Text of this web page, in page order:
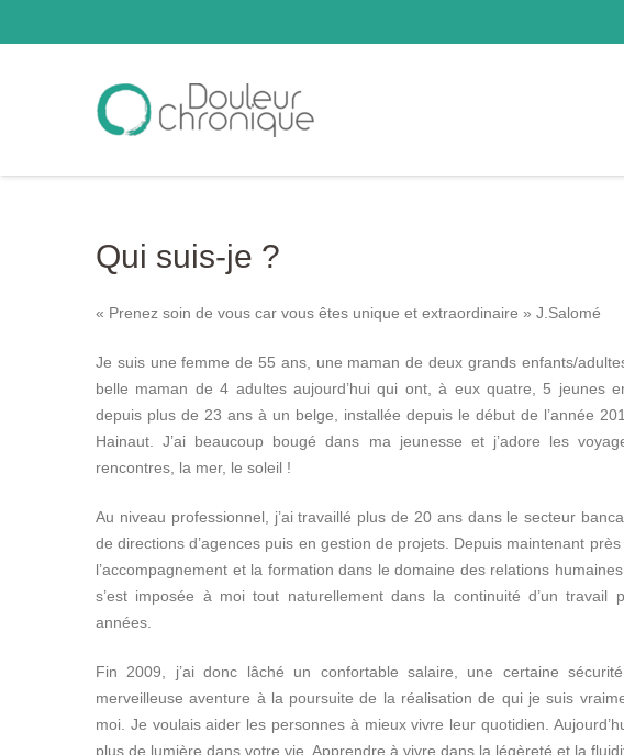
Qui suis-je ?
« Prenez soin de vous car vous êtes unique et extraordinaire » J.Salomé
Je suis une femme de 55 ans, une maman de deux grands enfants/
belle maman de 4 adultes aujourd’hui qui ont, à eux quatre, 5 jeunes
depuis plus de 23 ans à un belge, installée depuis le début de l’année
Hainaut. J’ai beaucoup bougé dans ma jeunesse et j’adore les
rencontres, la mer, le soleil !
Au niveau professionnel, j’ai travaillé plus de 20 ans dans le secteur
de directions d’agences puis en gestion de projets. Depuis maintenant
l’accompagnement et la formation dans le domaine des relations
s’est imposée à moi tout naturellement dans la continuité d’un travail
années.
Fin 2009, j’ai donc lâché un confortable salaire, une certaine
merveilleuse aventure à la poursuite de la réalisation de qui je suis
moi. Je voulais aider les personnes à mieux vivre leur quotidien.
plus de lumière dans votre vie. Apprendre à vivre dans la légèreté et la